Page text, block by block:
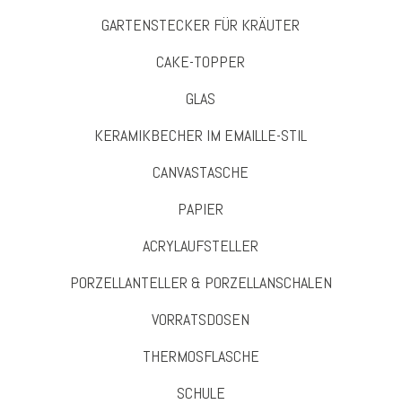
GARTENSTECKER FÜR KRÄUTER
CAKE-TOPPER
GLAS
KERAMIKBECHER IM EMAILLE-STIL
CANVASTASCHE
PAPIER
ACRYLAUFSTELLER
PORZELLANTELLER & PORZELLANSCHALEN
VORRATSDOSEN
THERMOSFLASCHE
SCHULE